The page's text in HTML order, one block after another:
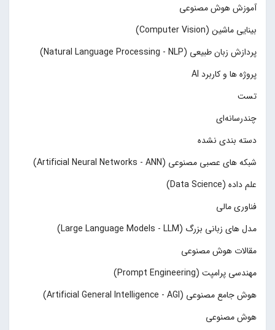
آموزش هوش مصنوعی
بینایی ماشین (Computer Vision)
پردازش زبان طبیعی (Natural Language Processing - NLP)
پروژه ها و کاربرد AI
تست
چند‌‌رسانه‌ای
دسته بندی نشده
شبکه های عصبی مصنوعی (Artificial Neural Networks - ANN)
علم داده (Data Science)
فناوری مالی
مدل های زبانی بزرگ (Large Language Models - LLM)
مقالات هوش مصنوعی
مهندسی پرامپت (Prompt Engineering)
هوش جامع مصنوعی (Artificial General Intelligence - AGI)
هوش مصنوعی